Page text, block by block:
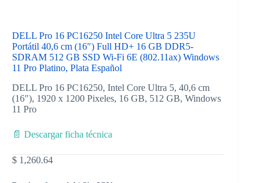
DELL Pro 16 PC16250 Intel Core Ultra 5 235U
Portátil 40,6 cm (16″) Full HD+ 16 GB DDR5-
SDRAM 512 GB SSD Wi-Fi 6E (802.11ax) Windows
11 Pro Platino, Plata Español
DELL Pro 16 PC16250, Intel Core Ultra 5, 40,6 cm
(16″), 1920 x 1200 Pixeles, 16 GB, 512 GB, Windows
11 Pro
📄 Descargar ficha técnica
$ 1,260.64